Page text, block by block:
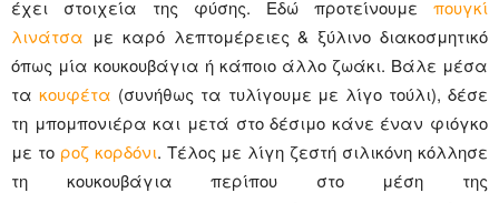
έχει στοιχεία της φύσης. Εδώ προτείνουμε πουγκί
λινάτσα με καρό λεπτομέρειες & ξύλινο διακοσμητικό
όπως μία κουκουβάγια ή κάποιο άλλο ζωάκι. Βάλε μέσα
τα κουφέτα (συνήθως τα τυλίγουμε με λίγο τούλι), δέσε
τη μπομπονιέρα και μετά στο δέσιμο κάνε έναν φιόγκο
με το ροζ κορδόνι. Τέλος με λίγη ζεστή σιλικόνη κόλλησε
τη κουκουβάγια περίπου στο μέση της